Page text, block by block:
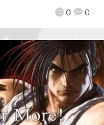
0 0